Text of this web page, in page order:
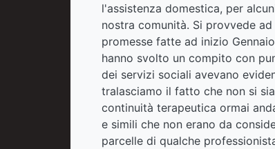
l'assistenza domestica, per
nostra comunità. Si provvede
promesse fatte ad inizio
hanno svolto un compito con
dei servizi sociali avevano
tralasciamo il fatto che non si
continuità terapeutica ormai
e simili che non erano da
parcelle di qualche